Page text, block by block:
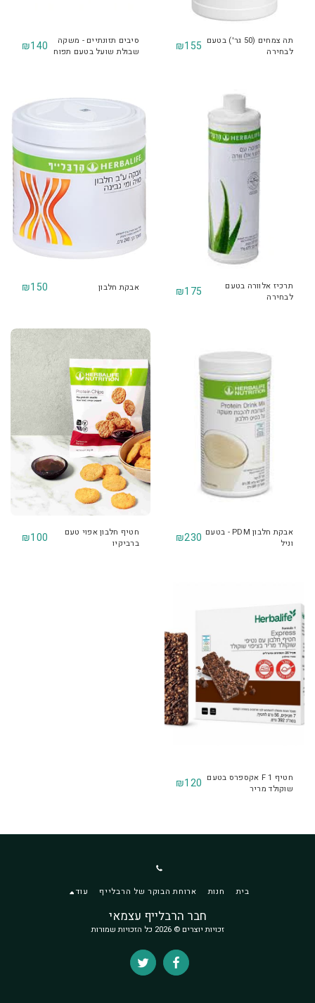
תה צמחים (50 גר') בטעם
לבחירה
₪155
סיבים תזונתיים - משקה
שבולת שועל בטעם תפוח
₪140
תרכיז אלוורה בטעם
לבחירה
₪175 אבקת חלבון ₪150
אבקת חלבון PDM - בטעם
וניל
₪230
חטיף חלבון אפוי טעם
ברביקיו
₪100
חטיף F 1 אקספרס בטעם
שוקולד מריר
₪120
חבר הרבלייף עצמאי
זכויות יוצרים © 2026 כל הזכויות שמורות
בית חנות ארוחת הבוקר של הרבלייף עוד